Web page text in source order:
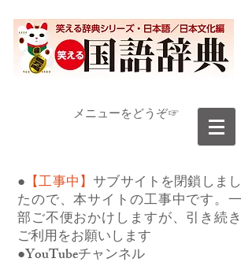
​メニューをどうぞ☞
● 【工事中】サブサイトを閉鎖しまし
たので、本サイトの工事中です。一
部ご不便おかけしますが、引き続き
ご利用をお願いします
●YouTubeチャンネル